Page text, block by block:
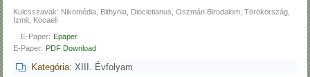
Kulcsszavak: Nikomédia, Bithynia, Diocletianus, Oszmán Birodalom, Törökország,
İzmit, Kocaeli
E-Paper: Epaper
E-Paper: PDF Download
Kategória: XIII. Évfolyam